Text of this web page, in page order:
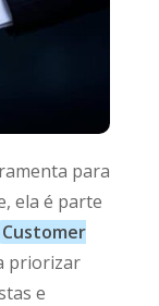
para
ela é parte
Customer
priorizar
e